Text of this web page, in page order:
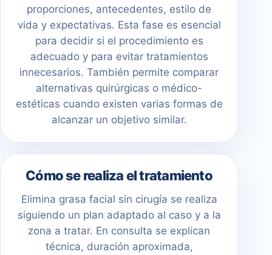
proporciones, antecedentes, estilo de
vida y expectativas. Esta fase es esencial
para decidir si el procedimiento es
adecuado y para evitar tratamientos
innecesarios. También permite comparar
alternativas quirúrgicas o médico-
estéticas cuando existen varias formas de
alcanzar un objetivo similar.
Cómo se realiza el tratamiento
Elimina grasa facial sin cirugía se realiza
siguiendo un plan adaptado al caso y a la
zona a tratar. En consulta se explican
técnica, duración aproximada,